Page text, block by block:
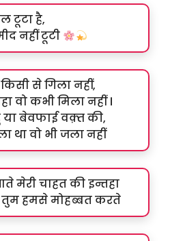
टूटा है,
नहीं टूटी
से गिला नहीं,
वो कभी मिला नहीं ।
बेवफाई वक़्त की,
था वो भी जला नहीं
मेरी चाहत की इन्तहा
हमसे मोहब्बत करते